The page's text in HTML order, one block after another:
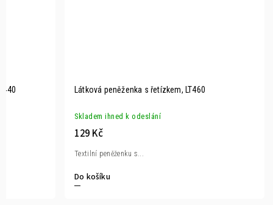
Látková peněženka s řetízkem, LT460
Skladem ihned k odeslání
129 Kč
Do košíku
Textilní peněženku s...